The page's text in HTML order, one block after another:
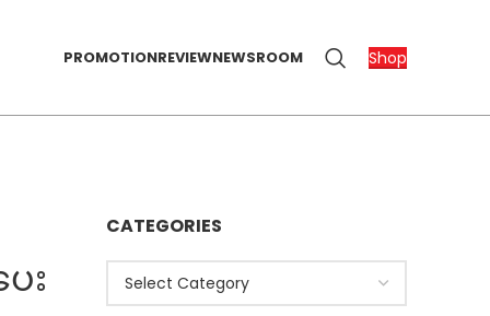
PROMOTIONREVIEWNEWSROOM Shop
း
CATEGORIES
Categories